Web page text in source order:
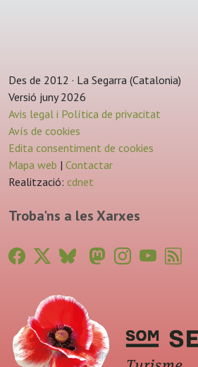
Des de 2012 · La Segarra (Catalonia)
Versió juny 2026
Avis legal i Política de privacitat
Avís de cookies
Edita consentiment de cookies
Mapa web | Contactar
Realització: cdnet
Troba'ns a les Xarxes